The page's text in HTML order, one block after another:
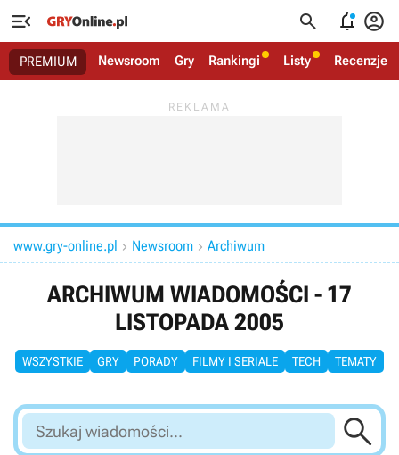
   
PREMIUM Newsroom Gry Rankingi Listy Recenzje
www.gry-online.pl  Newsroom  Archiwum
ARCHIWUM WIADOMOŚCI - 17
LISTOPADA 2005
WSZYSTKIE GRY PORADY FILMY I SERIALE TECH TEMATY
Szukaj
wiadomości...
